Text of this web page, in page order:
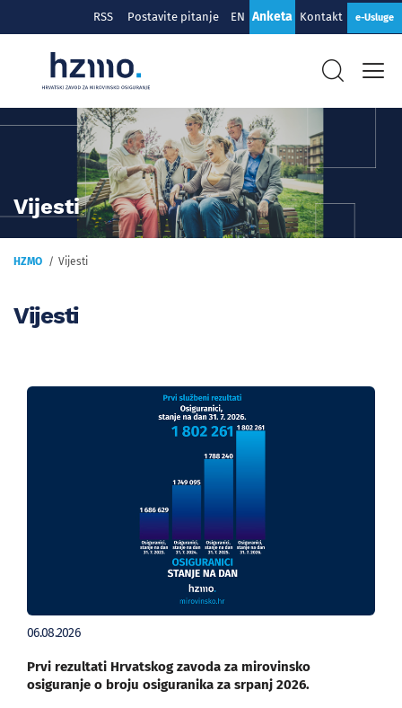
RSS Postavite pitanje EN Anketa Kontakt e-Usluge
Vijesti
HZMO Vijesti
Vijesti
06.08.2026
Prvi rezultati Hrvatskog zavoda za mirovinsko
osiguranje o broju osiguranika za srpanj 2026.